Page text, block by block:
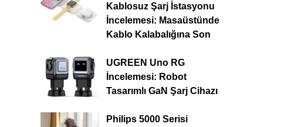
Kablosuz Şarj İstasyonu
İncelemesi: Masaüstünde
Kablo Kalabalığına Son
UGREEN Uno RG
İncelemesi: Robot
Tasarımlı GaN Şarj Cihazı
Philips 5000 Serisi